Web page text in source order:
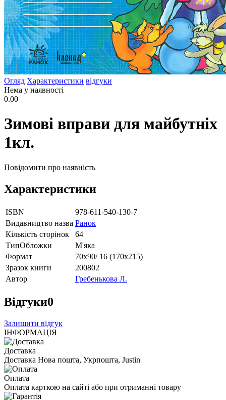
Огляд Характеристики відгуки
Нема у наявності
0.00
Зимові вправи для майбутніх
1кл.
Повідомити про наявність
Характеристики
ISBN
978-611-540-130-7
Видавництво назва Ранок
Кількість сторінок
64
ТипОбложки
М'яка
Формат
70х90/ 16 (170х215)
Зразок книги
200802
Автор
Гребенькова Л.
Відгуки0
Залишити відгук
ІНФОРМАЦІЯ
Доставка
Доставка Нова пошта, Укрпошта, Justin
Оплата
Оплата карткою на сайті або при отриманні товару